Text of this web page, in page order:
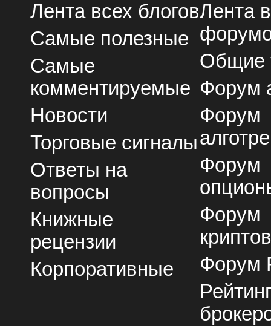
Лента всех блогов
Самые полезные
Самые
комментируемые
Новости
Торговые сигналы
Ответы на
вопросы
Книжные
рецензии
Корпоративные
Лента
Общие
Форум
Форум
Форум
Форум
Форум